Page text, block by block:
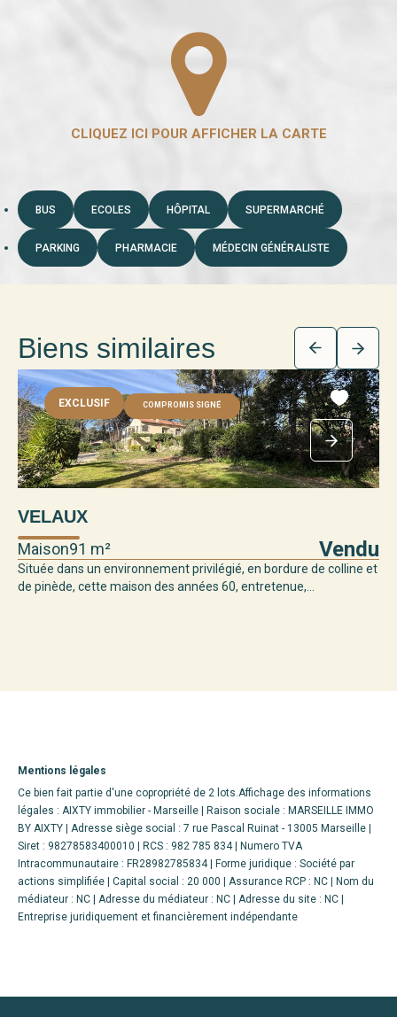
BUS ECOLES HÔPITAL SUPERMARCHÉ
PARKING PHARMACIE MÉDECIN GÉNÉRALISTE
Biens similaires
EXCLUSIF COMPROMIS SIGNÉ
VELAUX
Maison91 m² Vendu
Située dans un environnement privilégié, en bordure de colline et
de pinède, cette maison des années 60, entretenue,...
Mentions légales
Ce bien fait partie d'une copropriété de 2 lots.Affichage des informations
légales : AIXTY immobilier - Marseille | Raison sociale : MARSEILLE IMMO
BY AIXTY | Adresse siège social : 7 rue Pascal Ruinat - 13005 Marseille |
Siret : 98278583400010 | RCS : 982 785 834 | Numero TVA
Intracommunautaire : FR28982785834 | Forme juridique : Société par
actions simplifiée | Capital social : 20 000 | Assurance RCP : NC | Nom du
médiateur : NC | Adresse du médiateur : NC | Adresse du site : NC |
Entreprise juridiquement et financièrement indépendante